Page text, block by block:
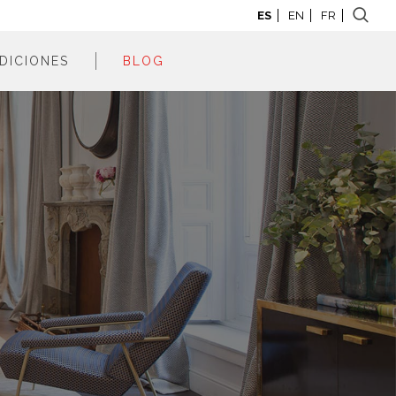
ES EN FR
2025
2024
2023
2022
2021
2020
2019
2018
2017
BLOG